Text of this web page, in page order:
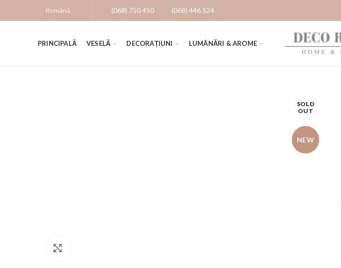
(068) 750 450 (068) 446 524
PRINCIPALĂ VESELĂ DECORAȚIUNI LUMÂNĂRI & AROME
SOLD
OUT
NEW